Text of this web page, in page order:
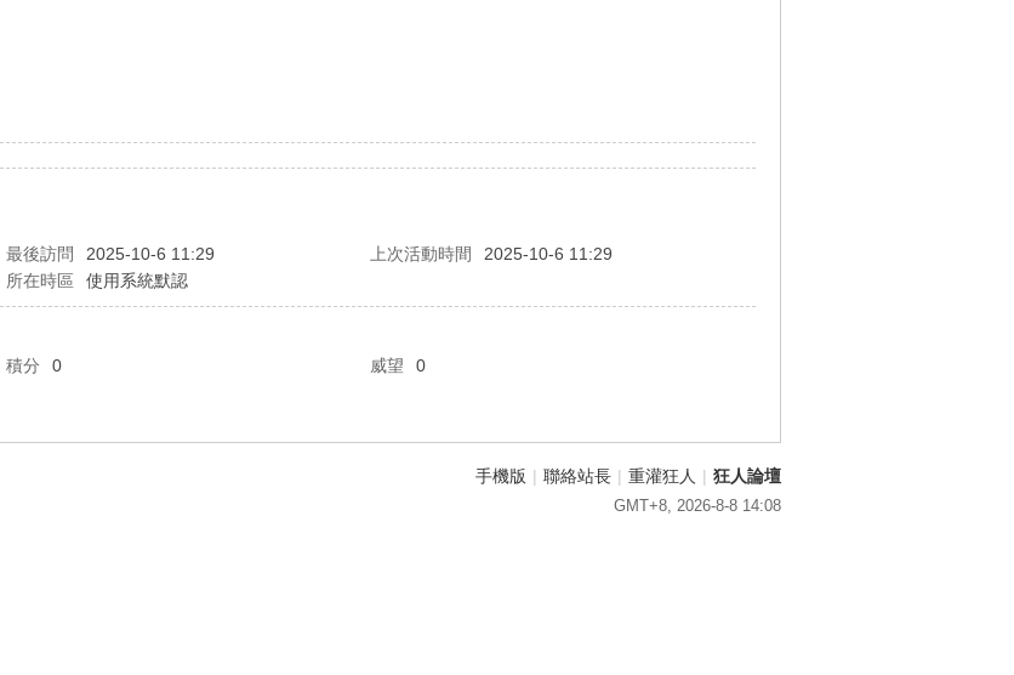
最後訪問 2025-10-6 11:29 上次活動時間
2025-10-6 11:29
所在時區 使用系統默認
積分 0 威望
0
手機版 | 聯絡站長 | 重灌狂人 | 狂人論壇
GMT+8, 2026-8-8 14:08